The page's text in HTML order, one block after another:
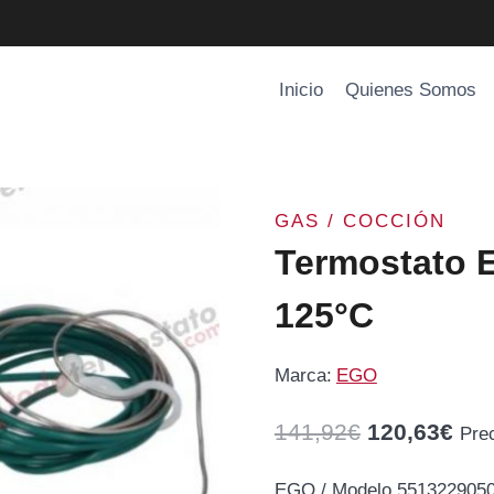
Inicio Quienes Somos
GAS / COCCIÓN
Termostato
125°C
Marca: EGO
141,92€ El
120,63€El
EGO / Modelo